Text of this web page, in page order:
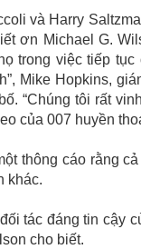
và Harry
ơn Michael G.
trong việc tiếp
Mike Hopkins,
“Chúng tôi rất
của 007 huyền
thông cáo rằng
khác.
tác đáng tin cậy
cho biết.